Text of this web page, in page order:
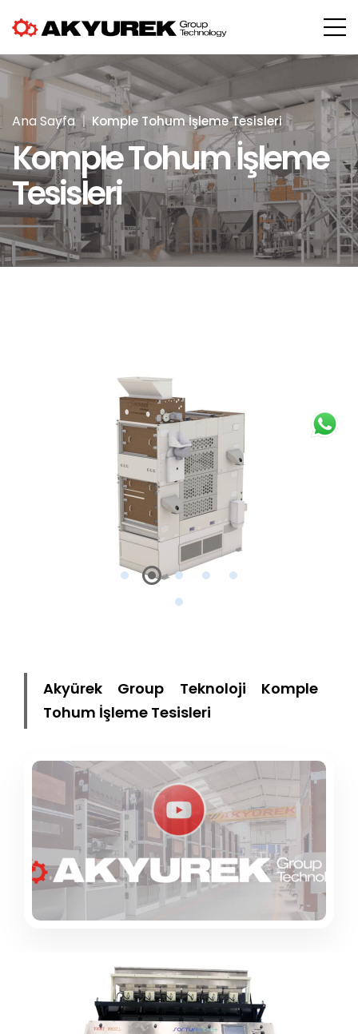
Ana Sayfa Komple Tohum İşleme Tesisleri
Komple Tohum İşleme
Tesisleri
Akyürek Group Teknoloji Komple
Tohum İşleme Tesisleri